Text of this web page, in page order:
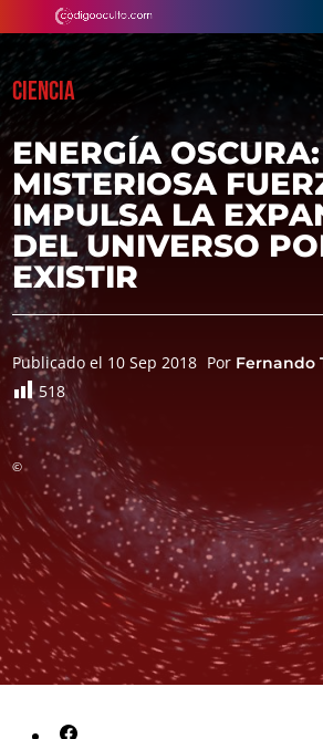
CIENCIA
ENERGÍA
MISTERIOSA
IMPULSA LA
DEL UNIVERSO
EXISTIR
Publicado el 10 Sep 2018 Por Fernando
518
©